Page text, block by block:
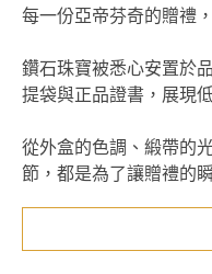
每一份亞帝芬奇的贈禮
鑽石珠寶被悉心安置於
提袋與正品證書，展現
從外盒的色調、緞帶的
節，都是為了讓贈禮的